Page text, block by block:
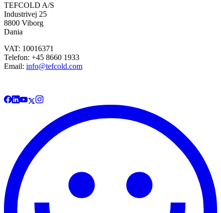
TEFCOLD A/S
Industrivej 25
8800 Viborg
Dania
VAT: 10016371
Telefon: +45 8660 1933
Email: info@tefcold.com